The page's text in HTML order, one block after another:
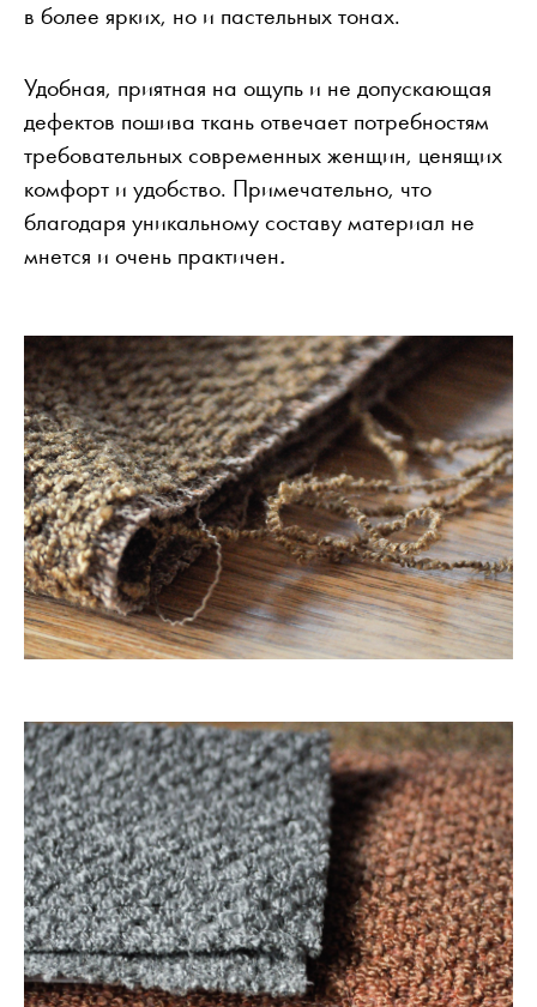
в более ярких, но и пастельных тонах.
Удобная, приятная на ощупь и не допускающая
дефектов пошива ткань отвечает потребностям
требовательных современных женщин, ценящих
комфорт и удобство. Примечательно, что
благодаря уникальному составу материал не
мнется и очень практичен.